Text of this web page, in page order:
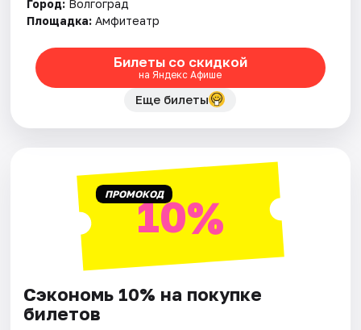
Город: Волгоград
Площадка: Амфитеатр
Билеты со скидкой
на Яндекс Афише
Еще билеты
ПРОМОКОД10%
Сэкономь 10% на покупке
билетов